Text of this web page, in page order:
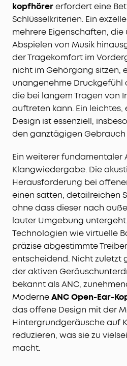
kopfhörererfordert eine
Schlüsselkriterien. Ein
mehrere Eigenschaften, die
Abspielen von Musik
der Tragekomfort im
nicht im Gehörgang sitzen,
unangenehme Druckgefühl
die bei langem Tragen von
auftreten kann. Ein
Design ist essenziell,
den ganztägigen Gebrauch
Ein weiterer fundamentaler
Klangwiedergabe. Die
Herausforderung bei
einen satten, detailreichen
ohne dass dieser nach
lauter Umgebung
Technologien wie virtuelle
präzise abgestimmte
entscheidend. Nicht zuletzt
der aktiven
bekannt als ANC,
ModerneANC Open-Ear-
das offene Design mit der
Hintergrundgeräusche auf
reduzieren, was sie zu
macht.